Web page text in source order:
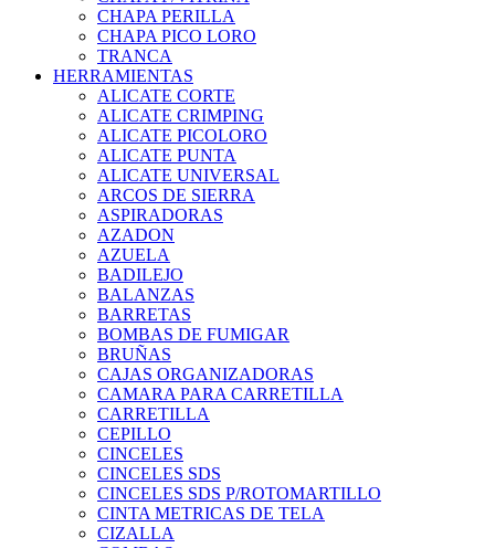
CHAPA PERILLA
CHAPA PICO LORO
TRANCA
HERRAMIENTAS
ALICATE CORTE
ALICATE CRIMPING
ALICATE PICOLORO
ALICATE PUNTA
ALICATE UNIVERSAL
ARCOS DE SIERRA
ASPIRADORAS
AZADON
AZUELA
BADILEJO
BALANZAS
BARRETAS
BOMBAS DE FUMIGAR
BRUÑAS
CAJAS ORGANIZADORAS
CAMARA PARA CARRETILLA
CARRETILLA
CEPILLO
CINCELES
CINCELES SDS
CINCELES SDS P/ROTOMARTILLO
CINTA METRICAS DE TELA
CIZALLA